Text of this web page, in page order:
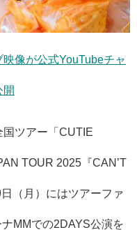
映像が公式YouTubeチャ
開
ツアー「CUTIE
TOUR 2025『CAN’T
（月）にはツアーファ
MMでの2DAYS公演を